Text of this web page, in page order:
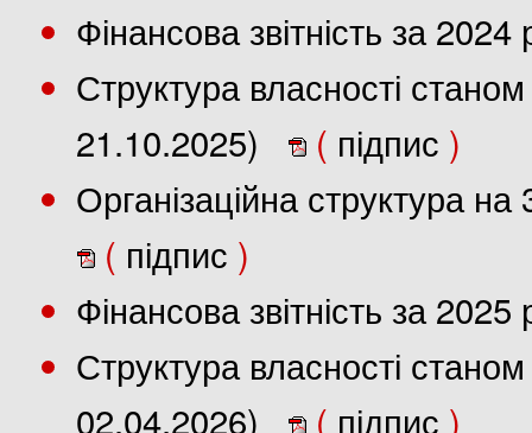
Фінансова звітність за
Структура власності
21.10.2025)
( підпис )
Організаційна структура
( підпис )
Фінансова звітність за
Структура власності
02.04.2026)
( підпис )